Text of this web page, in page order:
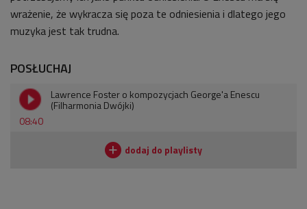
wrażenie, że wykracza się poza te odniesienia i dlatego jego
muzyka jest tak trudna.
POSŁUCHAJ
08:40
Lawrence Foster o kompozycjach George'a Enescu
(Filharmonia Dwójki)